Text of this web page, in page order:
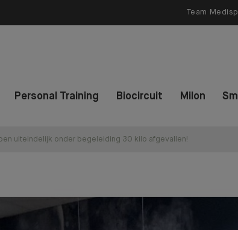
Team
Personal Training Biocircuit Milon
ben uiteindelijk onder begeleiding 30 kilo afgevallen!